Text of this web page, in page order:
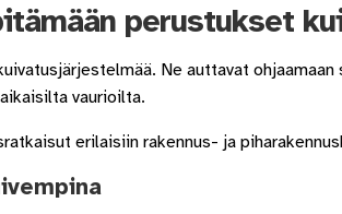
perustukset
Ne auttavat
vaurioilta.
erilaisiin rakennus- ja